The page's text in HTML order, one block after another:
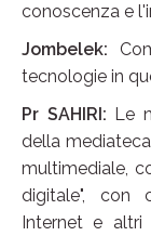
conoscenza e
Jombelek:
tecnologie in
Pr SAHIRI: Le
della
multimediale,
digitale", con
Internet e